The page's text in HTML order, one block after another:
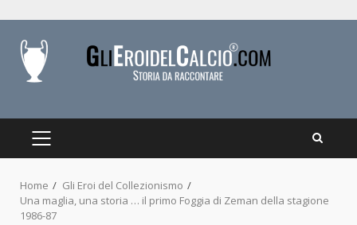
content
PRIMARY
Home
Gli Eroi del Collezionismo
Una maglia, una storia … il primo Foggia di Zeman della stagione
1986-87